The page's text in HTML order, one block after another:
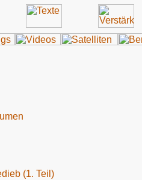
(1. Teil)